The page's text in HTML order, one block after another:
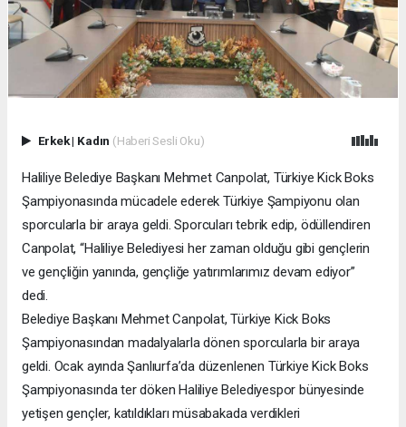
Erkek| Kadın (Haberi Sesli Oku)
Haliliye Belediye Başkanı Mehmet Canpolat, Türkiye Kick Boks
Şampiyonasında mücadele ederek Türkiye Şampiyonu olan
sporcularla bir araya geldi. Sporcuları tebrik edip, ödüllendiren
Canpolat, “Haliliye Belediyesi her zaman olduğu gibi gençlerin
ve gençliğin yanında, gençliğe yatırımlarımız devam ediyor”
dedi.
Belediye Başkanı Mehmet Canpolat, Türkiye Kick Boks
Şampiyonasından madalyalarla dönen sporcularla bir araya
geldi. Ocak ayında Şanlıurfa’da düzenlenen Türkiye Kick Boks
Şampiyonasında ter döken Haliliye Belediyespor bünyesinde
yetişen gençler, katıldıkları müsabakada verdikleri